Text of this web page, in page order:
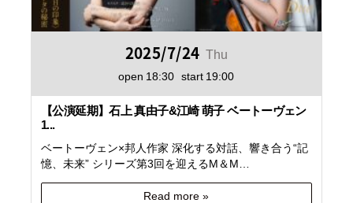
2025/7/24 Thu
open 18:30 start 19:00
【公演延期】石上 真由子&江崎 萌子 ベートーヴェン
1...
ベートーヴェン×邦人作家 深化する対話、響き合う“記
憶、未来” シリーズ第3回を迎えるM＆M…
Read more »